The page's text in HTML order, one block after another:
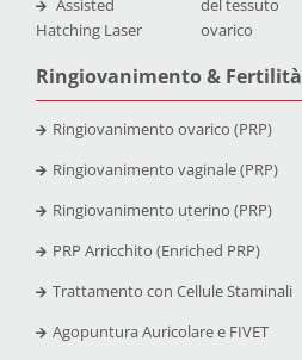
Assisted
Hatching Laser
del tessuto
ovarico
Ringiovanimento & Fertilità
Ringiovanimento ovarico (PRP)
Ringiovanimento vaginale (PRP)
Ringiovanimento uterino (PRP)
PRP Arricchito (Enriched PRP)
Trattamento con Cellule Staminali
Agopuntura Auricolare e FIVET